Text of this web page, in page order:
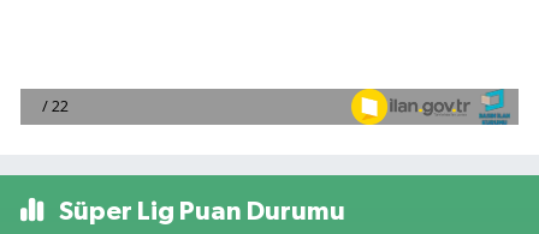
Süper Lig Puan Durumu